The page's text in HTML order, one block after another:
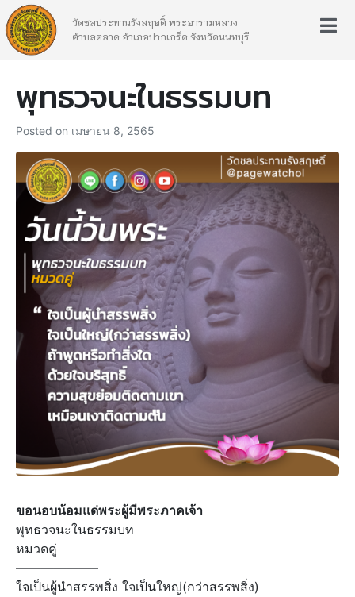
วัดชลประทานรังสฤษดิ์ พระอารามหลวง
ตำบลตลาด อำเภอปากเกร็ด จังหวัดนนทบุรี
พุทธวจนะในธรรมบท
Posted on เมษายน 8, 2565
ขอนอบน้อมแด่พระผู้มีพระภาคเจ้า
พุทธวจนะในธรรมบท
หมวดคู่
——————–
ใจเป็นผู้นำสรรพสิ่ง ใจเป็นใหญ่(กว่าสรรพสิ่ง)